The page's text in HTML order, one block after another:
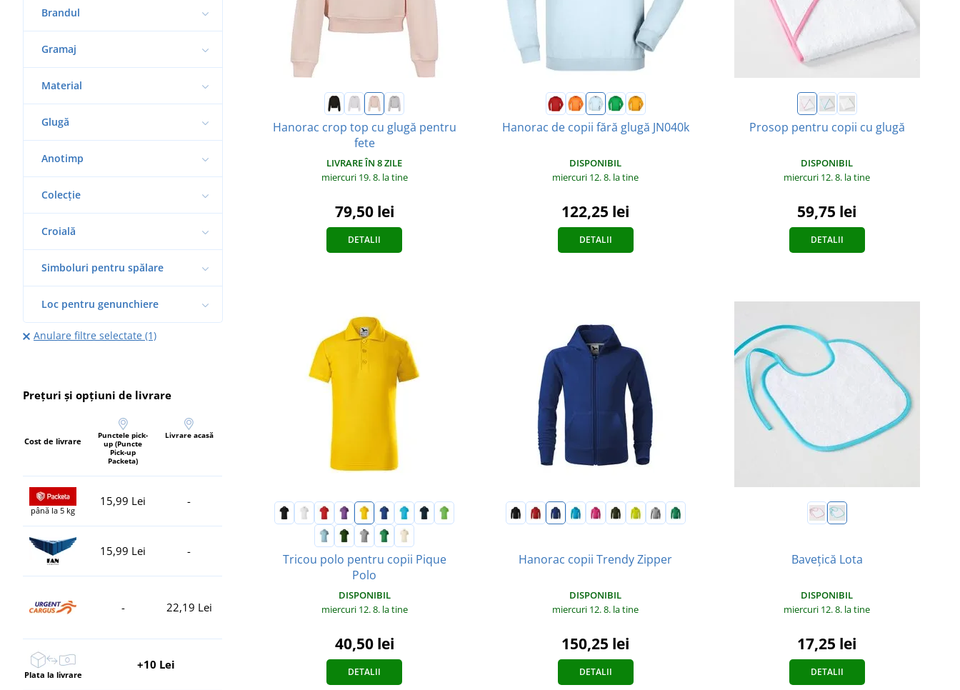
Brandul
Gramaj
Material
Glugă
Anotimp
Colecție
Croială
Simboluri pentru spălare
Loc pentru genunchiere
Anulare filtre selectate (1)
Prețuri și opțiuni de livrare
Cost de livrare
Punctele pick-
up (Puncte
Pick-up
Packeta)
Livrare acasă
până la 5 kg
15,99 Lei -
15,99 Lei -
- 22,19 Lei
Plata la livrare
+10 Lei
Hanorac crop top cu glugă pentru
fete
LIVRARE ÎN 8 ZILE
miercuri 19. 8. la tine
79,50 lei
DETALII
Hanorac de copii fără glugă JN040k
DISPONIBIL
miercuri 12. 8. la tine
122,25 lei
DETALII
Prosop pentru copii cu glugă
DISPONIBIL
miercuri 12. 8. la tine
59,75 lei
DETALII
Tricou polo pentru copii Pique
Polo
DISPONIBIL
miercuri 12. 8. la tine
40,50 lei
DETALII
Hanorac copii Trendy Zipper
DISPONIBIL
miercuri 12. 8. la tine
150,25 lei
DETALII
Bavețică Lota
DISPONIBIL
miercuri 12. 8. la tine
17,25 lei
DETALII